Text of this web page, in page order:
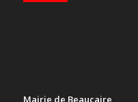
Mairie de Beaucaire